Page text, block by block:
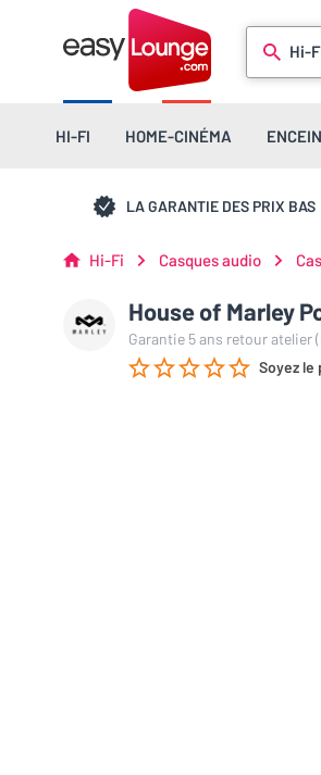
Hi-
HI-FI HOME-CINÉMA
LA GARANTIE DES PRIX BAS
Hi-Fi Casques audio
House of Marley
Garantie 5 ans retour atelier
Soyez le